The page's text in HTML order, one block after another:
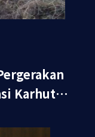
Karhutla